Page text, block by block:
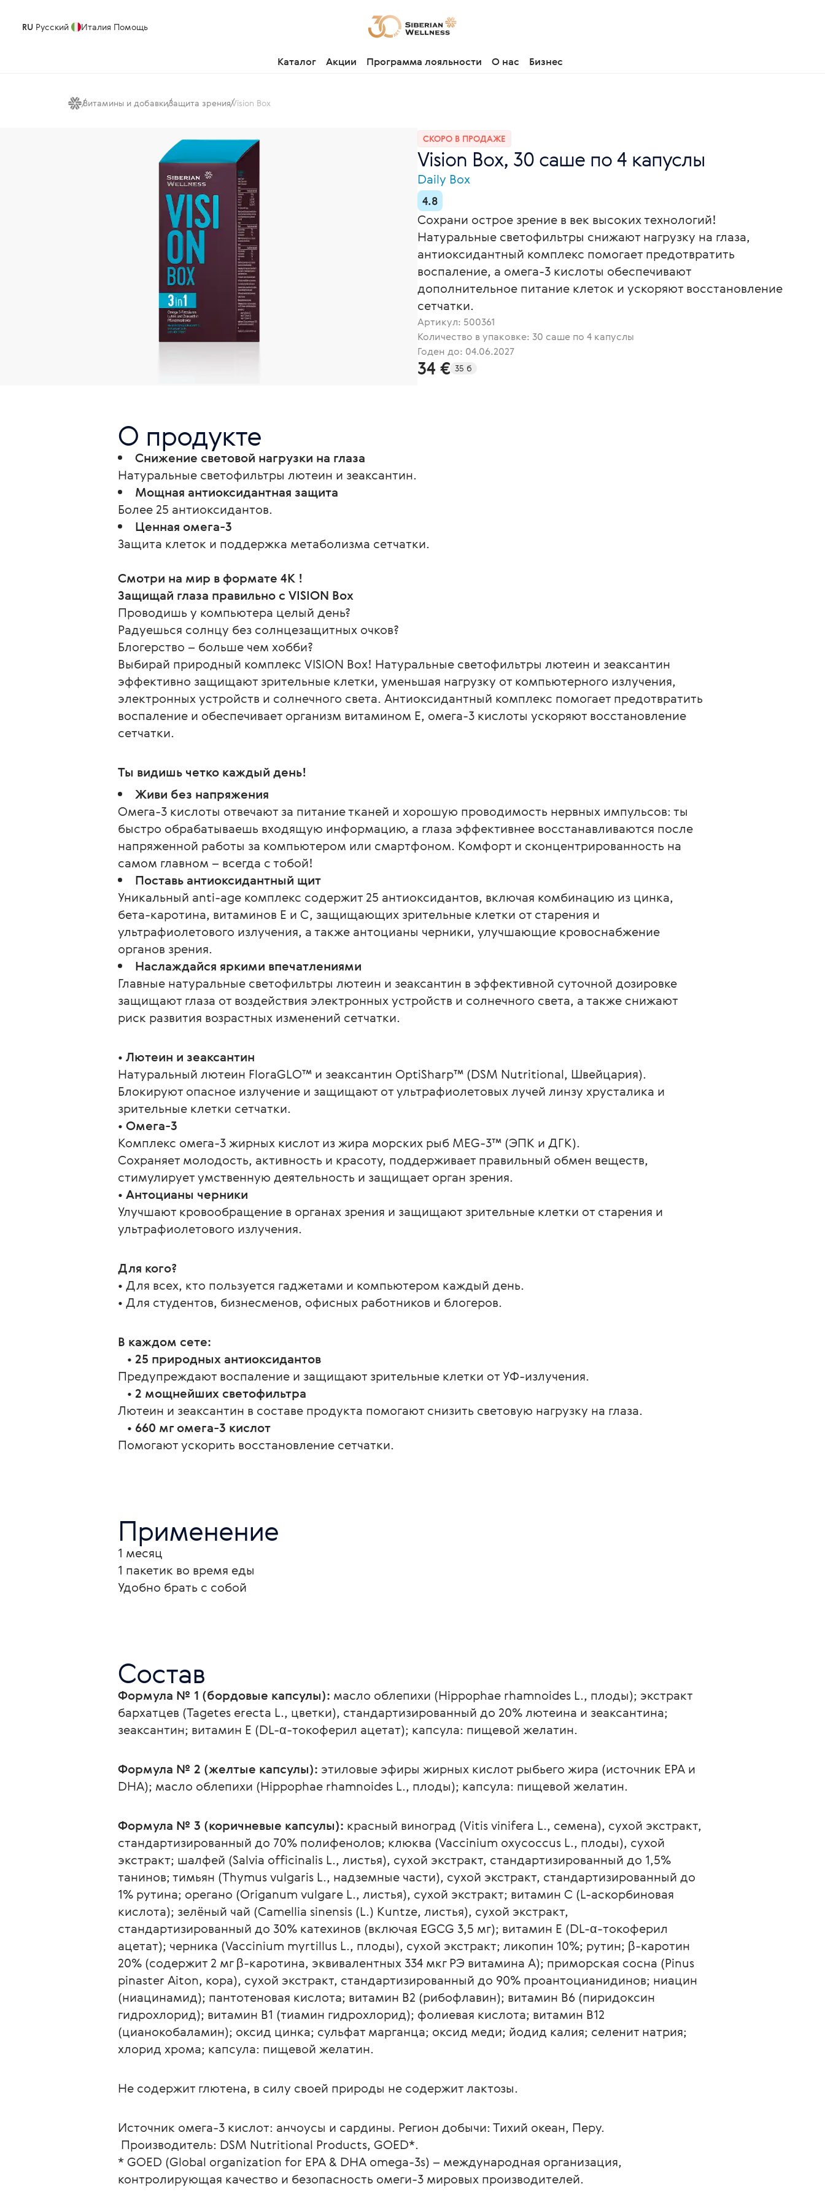
RU Русский Италия Помощь
Каталог Акции Программа лояльности О нас Бизнес
Витамины и добавкиЗащита зренияVision Box
СКОРО В ПРОДАЖЕ
Vision Box, 30 саше по 4 капуслы
Daily Box
4.8
Сохрани острое зрение в век высоких технологий!
Натуральные светофильтры снижают нагрузку на глаза,
антиоксидантный комплекс помогает предотвратить
воспаление, а омега-3 кислоты обеспечивают
дополнительное питание клеток и ускоряют восстановление
сетчатки.
Артикул: 500361
Количество в упаковке: 30 саше по 4 капуслы
Годен до: 04.06.2027
34 € 35 б
О продукте
Снижение световой нагрузки на глаза
Натуральные светофильтры лютеин и зеаксантин.
Мощная антиоксидантная защита
Более 25 антиоксидантов.
Ценная омега-3
Защита клеток и поддержка метаболизма сетчатки.
Смотри на мир в формате 4К !
Защищай глаза правильно с VISION Box
Проводишь у компьютера целый день?
Радуешься солнцу без солнцезащитных очков?
Блогерство – больше чем хобби?
Выбирай природный комплекс VISION Box! Натуральные светофильтры лютеин и зеаксантин
эффективно защищают зрительные клетки, уменьшая нагрузку от компьютерного излучения,
электронных устройств и солнечного света. Антиоксидантный комплекс помогает предотвратить
воспаление и обеспечивает организм витамином Е, омега-3 кислоты ускоряют восстановление
сетчатки.
Ты видишь четко каждый день!
Живи без напряжения
Омега-3 кислоты отвечают за питание тканей и хорошую проводимость нервных импульсов: ты
быстро обрабатываешь входящую информацию, а глаза эффективнее восстанавливаются после
напряженной работы за компьютером или смартфоном. Комфорт и сконцентрированность на
самом главном – всегда с тобой!
Поставь антиоксидантный щит
Уникальный anti-age комплекс содержит 25 антиоксидантов, включая комбинацию из цинка,
бета-каротина, витаминов Е и С, защищающих зрительные клетки от старения и
ультрафиолетового излучения, а также антоцианы черники, улучшающие кровоснабжение
органов зрения.
Наслаждайся яркими впечатлениями
Главные натуральные светофильтры лютеин и зеаксантин в эффективной суточной дозировке
защищают глаза от воздействия электронных устройств и солнечного света, а также снижают
риск развития возрастных изменений сетчатки.
• Лютеин и зеаксантин
Натуральный лютеин FloraGLO™ и зеаксантин OptiSharp™ (DSM Nutritional, Швейцария).
Блокируют опасное излучение и защищают от ультрафиолетовых лучей линзу хрусталика и
зрительные клетки сетчатки.
• Омега-3
Комплекс омега-3 жирных кислот из жира морских рыб MEG-3™ (ЭПК и ДГК).
Сохраняет молодость, активность и красоту, поддерживает правильный обмен веществ,
стимулирует умственную деятельность и защищает орган зрения.
• Антоцианы черники
Улучшают кровообращение в органах зрения и защищают зрительные клетки от старения и
ультрафиолетового излучения.
Для кого?
• Для всех, кто пользуется гаджетами и компьютером каждый день.
• Для студентов, бизнесменов, офисных работников и блогеров.
В каждом сете:
• 25 природных антиоксидантов
Предупреждают воспаление и защищают зрительные клетки от УФ-излучения.
• 2 мощнейших светофильтра
Лютеин и зеаксантин в составе продукта помогают снизить световую нагрузку на глаза.
• 660 мг омега-3 кислот
Помогают ускорить восстановление сетчатки.
Применение
1 месяц
1 пакетик во время еды
Удобно брать с собой
Состав
Формула № 1 (бордовые капсулы): масло облепихи (Hippophae rhamnoides L., плоды); экстракт
бархатцев (Tagetes erecta L., цветки), стандартизированный до 20% лютеина и зеаксантина;
зеаксантин; витамин E (DL-α-токоферил ацетат); капсула: пищевой желатин.
Формула № 2 (желтые капсулы): этиловые эфиры жирных кислот рыбьего жира (источник EPA и
DHA); масло облепихи (Hippophae rhamnoides L., плоды); капсула: пищевой желатин.
Формула № 3 (коричневые капсулы): красный виноград (Vitis vinifera L., семена), сухой экстракт,
стандартизированный до 70% полифенолов; клюква (Vaccinium oxycoccus L., плоды), сухой
экстракт; шалфей (Salvia officinalis L., листья), сухой экстракт, стандартизированный до 1,5%
танинов; тимьян (Thymus vulgaris L., надземные части), сухой экстракт, стандартизированный до
1% рутина; орегано (Origanum vulgare L., листья), сухой экстракт; витамин C (L-аскорбиновая
кислота); зелёный чай (Camellia sinensis (L.) Kuntze, листья), сухой экстракт,
стандартизированный до 30% катехинов (включая EGCG 3,5 мг); витамин E (DL-α-токоферил
ацетат); черника (Vaccinium myrtillus L., плоды), сухой экстракт; ликопин 10%; рутин; β-каротин
20% (содержит 2 мг β-каротина, эквивалентных 334 мкг РЭ витамина А); приморская сосна (Pinus
pinaster Aiton, кора), сухой экстракт, стандартизированный до 90% проантоцианидинов; ниацин
(ниацинамид); пантотеновая кислота; витамин B2 (рибофлавин); витамин B6 (пиридоксин
гидрохлорид); витамин B1 (тиамин гидрохлорид); фолиевая кислота; витамин B12
(цианокобаламин); оксид цинка; сульфат марганца; оксид меди; йодид калия; селенит натрия;
хлорид хрома; капсула: пищевой желатин.
Источник омега-3 кислот: анчоусы и сардины. Регион добычи: Тихий океан, Перу.
Производитель: DSM Nutritional Products, GOED*.
* GOED (Global organization for EPA & DHA omega-3s) – международная организация,
контролирующая качество и безопасность омеги-3 мировых производителей.